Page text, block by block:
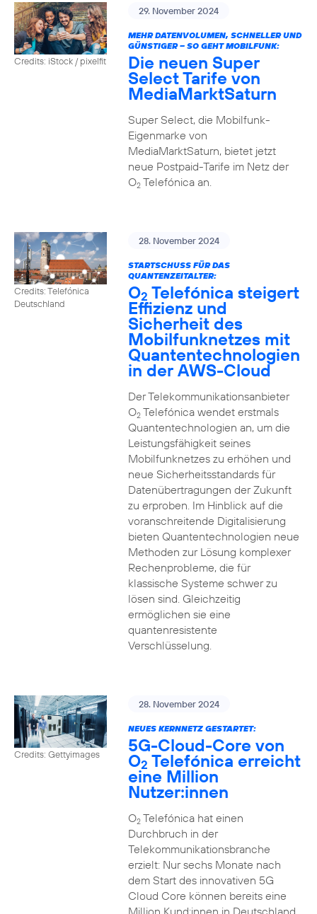
Credits: iStock / pixelfit
29. November 2024
MEHR DATENVOLUMEN, SCHNELLER UND
GÜNSTIGER – SO GEHT MOBILFUNK:
Die neuen Super
Select Tarife von
MediaMarktSaturn
Super Select, die Mobilfunk-
Eigenmarke von
MediaMarktSaturn, bietet jetzt
neue Postpaid-Tarife im Netz der
O2Telefónica an.
Credits: Telefónica
Deutschland
28. November 2024
STARTSCHUSS FÜR DAS
QUANTENZEITALTER:
O2 Telefónica steigert
Effizienz und
Sicherheit des
Mobilfunknetzes mit
Quantentechnologien
in der AWS-Cloud
Der Telekommunikationsanbieter
O2Telefónica wendet erstmals
Quantentechnologien an, um die
Leistungsfähigkeit seines
Mobilfunknetzes zu erhöhen und
neue Sicherheitsstandards für
Datenübertragungen der Zukunft
zu erproben. Im Hinblick auf die
voranschreitende Digitalisierung
bieten Quantentechnologien neue
Methoden zur Lösung komplexer
Rechenprobleme, die für
klassische Systeme schwer zu
lösen sind. Gleichzeitig
ermöglichen sie eine
quantenresistente
Verschlüsselung.
Credits: Gettyimages
28. November 2024
NEUES KERNNETZ GESTARTET:
5G-Cloud-Core von
O2 Telefónica erreicht
eine Million
Nutzer:innen
O2Telefónica hat einen
Durchbruch in der
Telekommunikationsbranche
erzielt: Nur sechs Monate nach
dem Start des innovativen 5G
Cloud Core können bereits eine
Million Kund:innen in Deutschland